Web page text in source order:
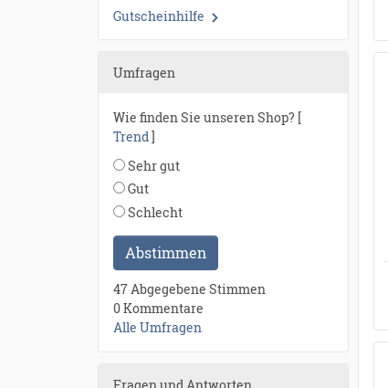
Gutscheinhilfe
Umfragen
Wie finden Sie unseren Shop? [
Trend ]
Sehr gut
Gut
Schlecht
Abstimmen
47 Abgegebene Stimmen
0 Kommentare
Alle Umfragen